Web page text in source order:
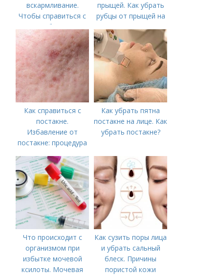
вскармливание.
Чтобы справиться с
нагрубанием,
необходимо
предпринять
следующие действия:
прыщей. Как убрать
рубцы от прыщей на
Как справиться с
постакне.
Избавление от
постакне: процедура
Как убрать пятна
постакне на лице. Как
убрать постакне?
Что происходит с
организмом при
избытке мочевой
ксилоты. Мочевая
Как сузить поры лица
и убрать сальный
блеск. Причины
пористой кожи